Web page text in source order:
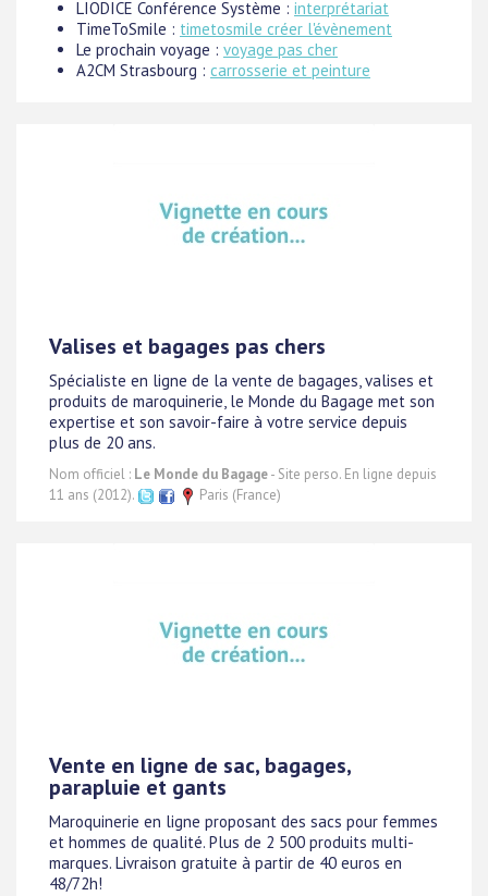
LIODICE Conférence Système : interprétariat
TimeToSmile : timetosmile créer l'évènement
Le prochain voyage : voyage pas cher
A2CM Strasbourg : carrosserie et peinture
Valises et bagages pas chers
Spécialiste en ligne de la vente de bagages, valises et
produits de maroquinerie, le Monde du Bagage met son
expertise et son savoir-faire à votre service depuis
plus de 20 ans.
Nom officiel : Le Monde du Bagage- Site perso. En ligne depuis
11 ans (2012).
Paris (France)
Vente en ligne de sac, bagages,
parapluie et gants
Maroquinerie en ligne proposant des sacs pour femmes
et hommes de qualité. Plus de 2 500 produits multi-
marques. Livraison gratuite à partir de 40 euros en
48/72h!